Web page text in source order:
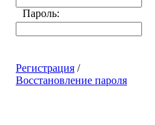
Пароль:
Регистрация /
Восстановление пароля